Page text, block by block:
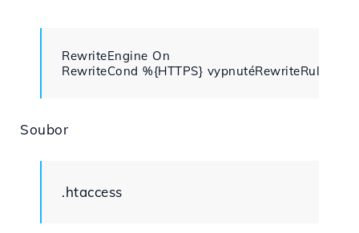
RewriteEngine On
RewriteCond %{HTTPS} vypnutéRewriteRule (.*)
Soubor
.htaccess